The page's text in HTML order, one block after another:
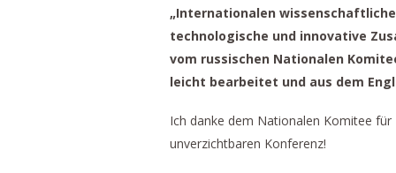
„Internationalen
technologische und innovative
vom russischen Nationalen
leicht bearbeitet und aus dem
Ich danke dem Nationalen Komitee für
unverzichtbaren Konferenz!